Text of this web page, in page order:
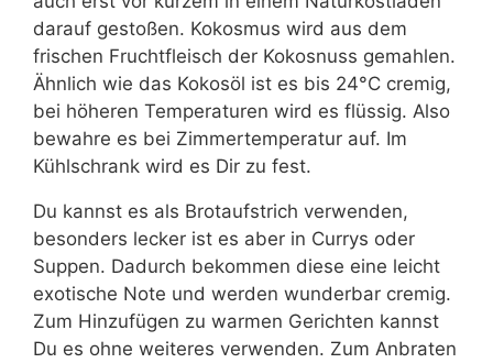
darauf gestoßen. Kokosmus wird aus dem
frischen Fruchtfleisch der Kokosnuss gemahlen.
Ähnlich wie das Kokosöl ist es bis 24°C cremig,
bei höheren Temperaturen wird es flüssig. Also
bewahre es bei Zimmertemperatur auf. Im
Kühlschrank wird es Dir zu fest.
Du kannst es als Brotaufstrich verwenden,
besonders lecker ist es aber in Currys oder
Suppen. Dadurch bekommen diese eine leicht
exotische Note und werden wunderbar cremig.
Zum Hinzufügen zu warmen Gerichten kannst
Du es ohne weiteres verwenden. Zum Anbraten